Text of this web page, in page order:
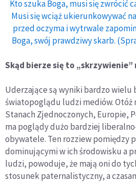
Kto szuka Boga, musi się zwrócić
Musi się wciąż ukierunkowywać
przed oczyma i wytrwale
Boga, swój prawdziwy skarb.
Skąd bierze się to „skrzywienie”
Uderzające są wyniki bardzo wielu
światopoglądu ludzi mediów. Otóż
Stanach Zjednoczonych, Europie,
ma poglądy dużo bardziej
obywatele. Ten rozziew pomiędzy
dominującymi w ich środowisku a
ludzi, powoduje, że mają oni do
stosunek paternalistyczny, a